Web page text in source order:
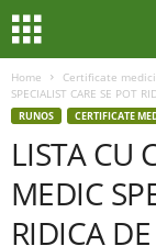
Home Certificate
SPECIALIST CARE SE POT
RUNOS CERTIFICATE
LISTA CU
MEDIC
RIDICA